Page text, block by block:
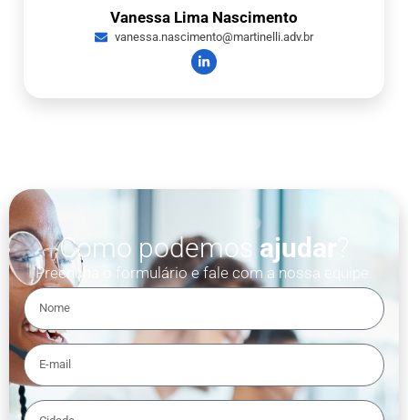
Vanessa Lima Nascimento
vanessa.nascimento@martinelli.adv.br
Como podemos ajudar
Preencha o formulário e fale com a nossa equipe.